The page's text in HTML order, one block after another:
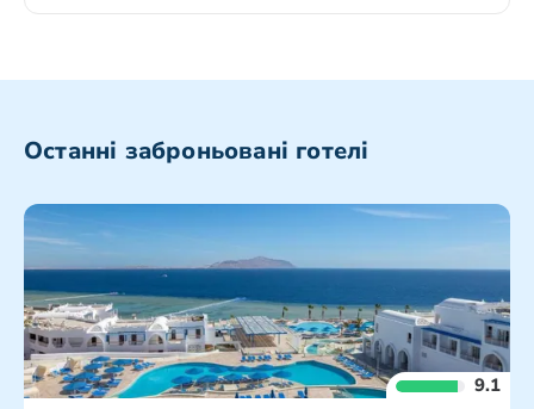
Останні заброньовані готелі
9.1